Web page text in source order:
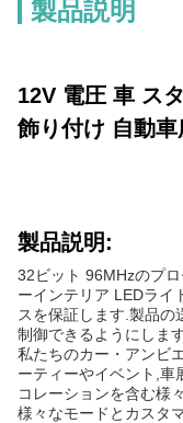
製品説明
12V 電圧 車 ス
飾り付け 自動車
製品説明:
32ビット 96MHzのプ
ーインテリア LEDライ
スを保証します.製品の
制御できるようにしま
私たちのカー・アンビ
ーティーやイベント,車
コレーションを含む様
様々なモードとカスタ